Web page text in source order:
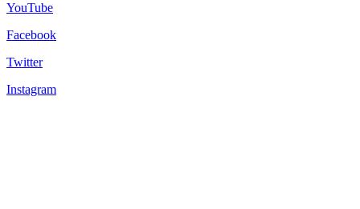
YouTube
Facebook
Twitter
Instagram